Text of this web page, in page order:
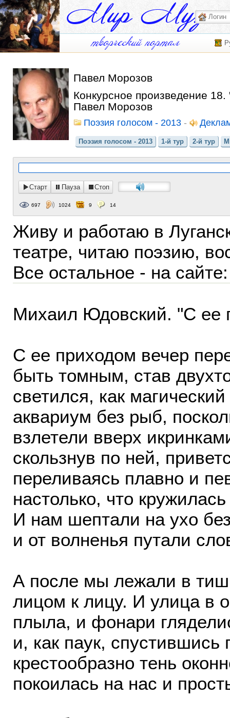
Павел Морозов
Конкурсное произведение
Павел Морозов
Поэзия голосом - 2013 -
Поэзия голосом - 2013 1-й тур 2-й тур
Старт Пауза Стоп
697 1024 9 14
Живу и работаю в
театре, читаю поэзию,
Все остальное - на
Михаил Юдовский. "С ее
С ее приходом вечер
быть томным, став
светился, как
аквариум без рыб,
взлетели вверх
скользнув по ней,
переливаясь плавно и
настолько, что
И нам шептали на ухо
и от волненья путали
А после мы лежали в
лицом к лицу. И улица в
плыла, и фонари
и, как паук, спустившись
крестообразно тень
покоилась на нас и